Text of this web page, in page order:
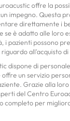
offre la
impegno. Questa
direttamente i
se è adatto alle loro
i pazienti possono
all'acquisto
dispone di
un servizio
Grazie alla
del Centro
completo per